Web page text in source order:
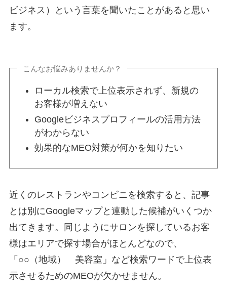
ビジネス）という言葉を聞いたことがあると思い
ます。
こんなお悩みありませんか？
ローカル検索で上位表示されず、新規の
お客様が増えない
Googleビジネスプロフィールの活用方法
がわからない
効果的なMEO対策が何かを知りたい
近くのレストランやコンビニを検索すると、記事
とは別にGoogleマップと連動した候補がいくつか
出てきます。同じようにサロンを探しているお客
様はエリアで探す場合がほとんどなので、
「○○（地域） 美容室」など検索ワードで上位表
示させるためのMEOが欠かせません。